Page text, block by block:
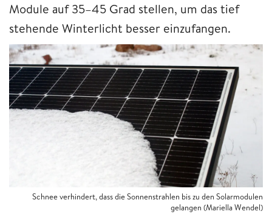
Module auf 35–45 Grad stellen, um das tief
stehende Winterlicht besser einzufangen.
Schnee verhindert, dass die Sonnenstrahlen bis zu den Solarmodulen
gelangen (Mariella Wendel)